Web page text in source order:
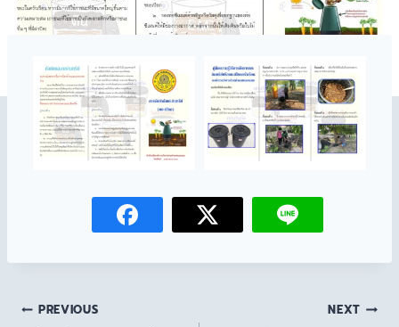
PREVIOUS NEXT